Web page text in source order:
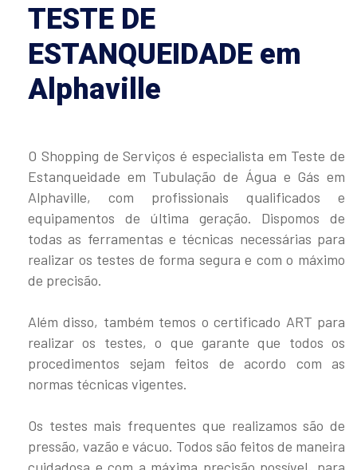
TESTE DE
ESTANQUEIDADE em
Alphaville
O Shopping de Serviços é especialista em Teste de
Estanqueidade em Tubulação de Água e Gás em
Alphaville, com profissionais qualificados e
equipamentos de última geração. Dispomos de
todas as ferramentas e técnicas necessárias para
realizar os testes de forma segura e com o máximo
de precisão.
Além disso, também temos o certificado ART para
realizar os testes, o que garante que todos os
procedimentos sejam feitos de acordo com as
normas técnicas vigentes.
Os testes mais frequentes que realizamos são de
pressão, vazão e vácuo. Todos são feitos de maneira